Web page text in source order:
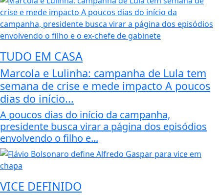
TUDO EM CASA
Marcola e Lulinha: campanha de Lula tem
semana de crise e mede impacto A poucos
dias do início...
A poucos dias do início da campanha,
presidente busca virar a página dos episódios
envolvendo o filho e...
VICE DEFINIDO